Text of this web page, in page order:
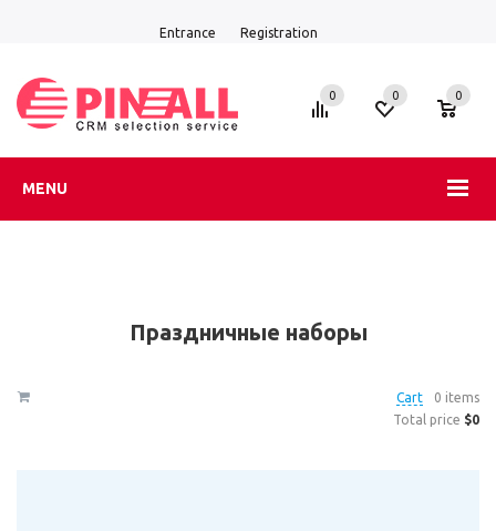
Entrance Registration
MENU
0 0 0
Праздничные наборы
Cart
0 items
Total price $0